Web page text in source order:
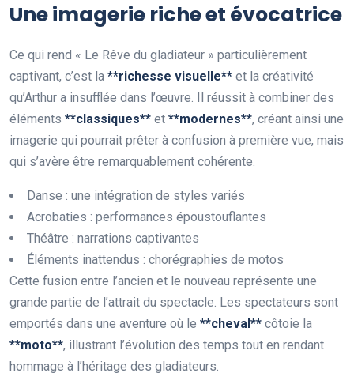
Une imagerie riche et évocatrice
Ce qui rend « Le Rêve du gladiateur » particulièrement
captivant, c’est la **richesse visuelle** et la créativité
qu’Arthur a insufflée dans l’œuvre. Il réussit à combiner des
éléments **classiques** et **modernes**, créant ainsi une
imagerie qui pourrait prêter à confusion à première vue, mais
qui s’avère être remarquablement cohérente.
Danse : une intégration de styles variés
Acrobaties : performances époustouflantes
Théâtre : narrations captivantes
Éléments inattendus : chorégraphies de motos
Cette fusion entre l’ancien et le nouveau représente une
grande partie de l’attrait du spectacle. Les spectateurs sont
emportés dans une aventure où le **cheval** côtoie la
**moto**, illustrant l’évolution des temps tout en rendant
hommage à l’héritage des gladiateurs.